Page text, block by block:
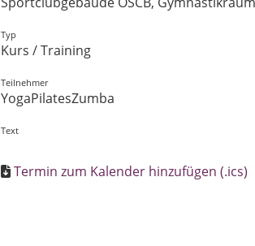
Typ
Kurs / Training
Teilnehmer
YogaPilatesZumba
Text
Termin zum Kalender hinzufügen (.ics)